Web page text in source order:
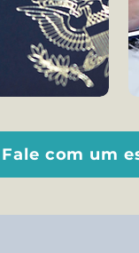
Fale com um